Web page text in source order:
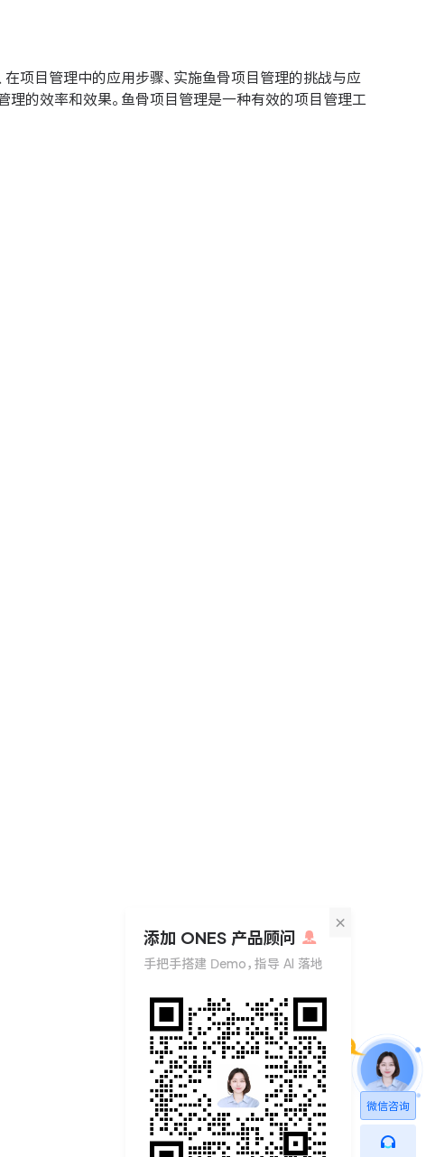
项目管理中的应用步骤、实施鱼骨项目管理的挑战与应
理的效率和效果。鱼骨项目管理是一种有效的项目管理工
微信咨询
×
添加 ONES 产品顾问
手把手搭建 Demo，指导 AI 落地